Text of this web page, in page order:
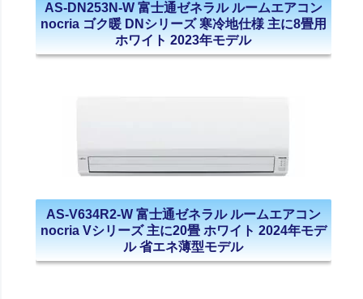
AS-DN253N-W 富士通ゼネラル ルームエアコン
nocria ゴク暖 DNシリーズ 寒冷地仕様 主に8畳用
ホワイト 2023年モデル
AS-V634R2-W 富士通ゼネラル ルームエアコン
nocria Vシリーズ 主に20畳 ホワイト 2024年モデ
ル 省エネ薄型モデル